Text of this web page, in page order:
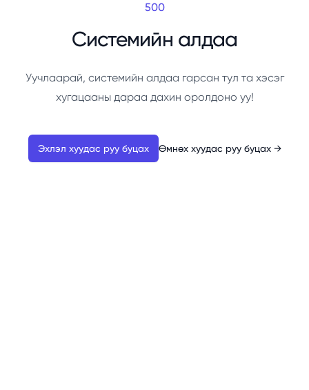
500
Системийн алдаа
Уучлаарай, системийн алдаа гарсан тул та хэсэг
хугацааны дараа дахин оролдоно уу!
Эхлэл хуудас руу буцах Өмнөх хуудас руу буцах →